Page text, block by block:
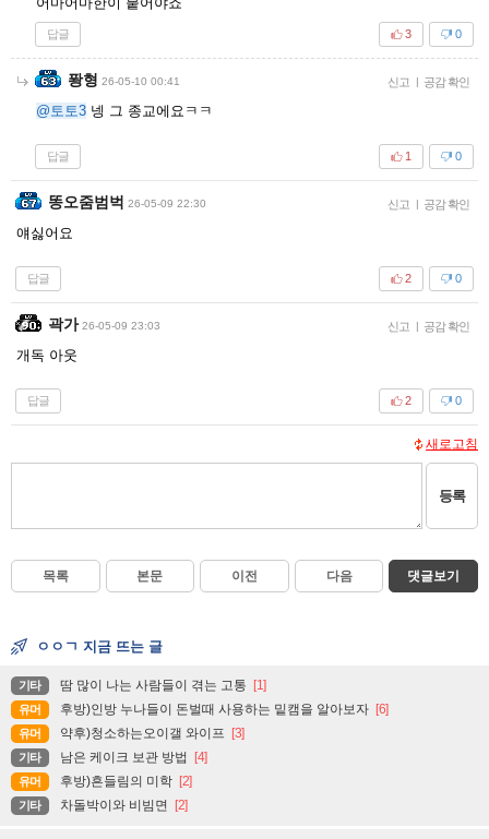
답글 0
3
퐝형 26-05-10 00:41 신고 | 공감 확인
@토토3 넹 그 종교에요ㅋㅋ
답글 0
1
똥오줌범벅 26-05-09 22:30 신고 | 공감 확인
얘싫어요
답글 0
2
곽가 26-05-09 23:03 신고 | 공감 확인
개독 아웃
답글 0
2
새로고침
등록
목록 본문 이전 다음 댓글보기
ㅇㅇㄱ 지금 뜨는 글
기타 땀 많이 나는 사람들이 겪는 고통 [1]
유머 후방)인방 누나들이 돈벌때 사용하는 밑캠을 알아보자 [6]
유머 약후)청소하는오이갤 와이프 [3]
기타 남은 케이크 보관 방법 [4]
유머 후방)흔들림의 미학 [2]
기타 차돌박이와 비빔면 [2]